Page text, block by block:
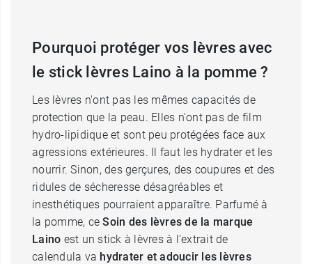
Pourquoi protéger vos lèvres avec
le stick lèvres Laino à la pomme ?
Les lèvres n'ont pas les mêmes capacités de
protection que la peau. Elles n'ont pas de film
hydro-lipidique et sont peu protégées face aux
agressions extérieures. Il faut les hydrater et les
nourrir. Sinon, des gerçures, des coupures et des
ridules de sécheresse désagréables et
inesthétiques pourraient apparaître. Parfumé à
la pomme, ceSoin des lèvres de la marque
Laino est un stick à lèvres à l'extrait de
calendula va hydrater et adoucir les lèvres